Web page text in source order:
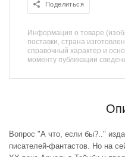
Поделиться
Информация о товаре
поставки, страна
справочный характер и
моменту публикации
Вопрос "А что, если бы?.."
писателей-фантастов. Но на